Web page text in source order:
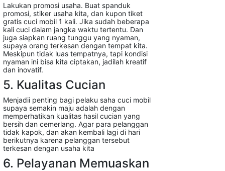
Lakukan promosi usaha. Buat spanduk
promosi, stiker usaha kita, dan kupon tiket
gratis cuci mobil 1 kali. Jika sudah beberapa
kali cuci dalam jangka waktu tertentu. Dan
juga siapkan ruang tunggu yang nyaman,
supaya orang terkesan dengan tempat kita.
Meskipun tidak luas tempatnya, tapi kondisi
nyaman ini bisa kita ciptakan, jadilah kreatif
dan inovatif.
5. Kualitas Cucian
Menjadii penting bagi pelaku saha cuci mobil
supaya semakin maju adalah dengan
memperhatikan kualitas hasil cucian yang
bersih dan cemerlang. Agar para pelanggan
tidak kapok, dan akan kembali lagi di hari
berikutnya karena pelanggan tersebut
terkesan dengan usaha kita
6. Pelayanan Memuaskan